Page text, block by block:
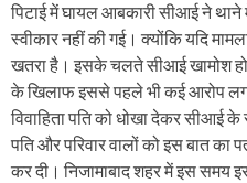
पिटाई में घायल आबकारी सीआई ने
स्वीकार नहीं की गई। क्योंकि यदि
खतरा है। इसके चलते सीआई खामोश
के खिलाफ इससे पहले भी कई आरोप लग
विवाहिता पति को धोखा देकर सीआई
पति और परिवार वालों को इस बात का
कर दी। निजामाबाद शहर में इस समय